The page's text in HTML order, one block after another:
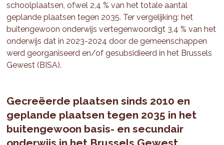
schoolplaatsen, ofwel 2,4 % van het totale aantal
geplande plaatsen tegen 2035. Ter vergelijking: het
buitengewoon onderwijs vertegenwoordigt 3,4 % van het
onderwijs dat in 2023-2024 door de gemeenschappen
werd georganiseerd en/of gesubsidieerd in het Brussels
Gewest (BISA).
Gecreëerde plaatsen sinds 2010 en
geplande plaatsen tegen 2035 in het
buitengewoon basis- en secundair